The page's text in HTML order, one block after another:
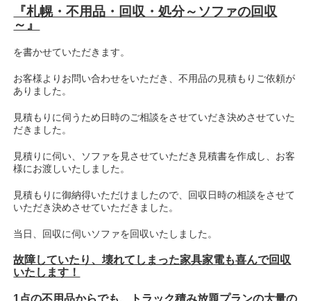
『札幌・不用品・回収・処分～ソファの回収
～』
を書かせていただきます。
お客様よりお問い合わせをいただき、不用品の見積もりご依頼が
ありました。
見積もりに伺うため日時のご相談をさせていだき決めさせていた
だきました。
見積りに伺い、ソファを見させていただき見積書を作成し、お客
様にお渡しいたしました。
見積もりに御納得いただけましたので、回収日時の相談をさせて
いただき決めさせていただきました。
当日、回収に伺いソファを回収いたしました。
故障していたり、壊れてしまった家具家電も喜んで回収
いたします！
1点の不用品からでも、トラック積み放題プランの大量の